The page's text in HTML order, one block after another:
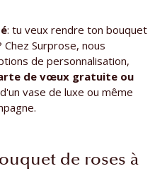
: tu veux rendre ton bouquet
Surprose, nous
de personnalisation,
de vœux gratuite ou
vase de luxe ou même
de roses à